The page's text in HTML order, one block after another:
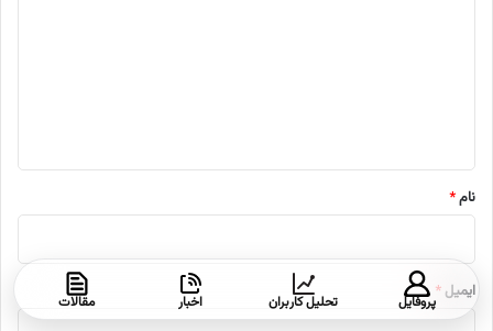
نام*
ایمیل *پروفایل تحلیل کاربران اخبار مقالات